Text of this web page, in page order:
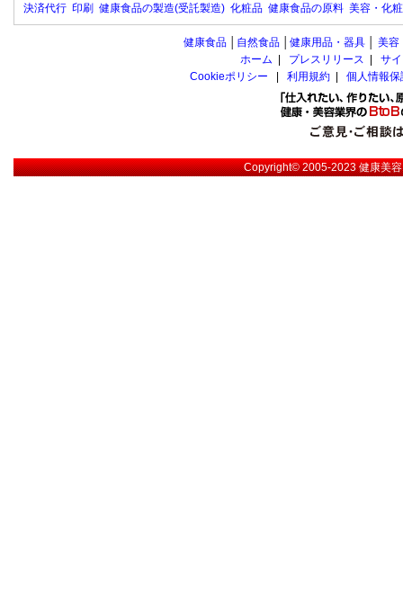
決済代行 印刷 健康食品の製造(受託製造) 化粧品 健康食品の原料 美容・化
健康食品 自然食品 健康用品・器具 美容
ホーム
プレスリリース
サ
Cookieポリシー
利用規約 個人情報
Copyright© 2005-2023健康美